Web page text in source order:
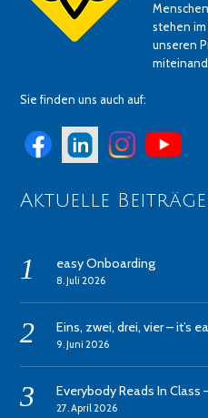
stehen
unseren
Sie finden uns auch auf:
Aktuelle Beiträge
easy Onboarding
8. Juli 2026
Eins, zwei, drei, vier – it’s
9. Juni 2026
Everybody Reads In Class
27. April 2026